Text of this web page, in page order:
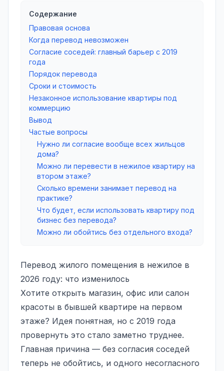
Содержание
Правовая основа
Когда перевод невозможен
Согласие соседей: главный барьер с 2019
года
Порядок перевода
Сроки и стоимость
Незаконное использование квартиры под
коммерцию
Вывод
Частые вопросы
Нужно ли согласие вообще всех жильцов
дома?
Можно ли перевести в нежилое квартиру на
втором этаже?
Сколько времени занимает перевод на
практике?
Что будет, если использовать квартиру под
бизнес без перевода?
Можно ли обойтись без отдельного входа?
Перевод жилого помещения в нежилое в
2026 году: что изменилось
Хотите открыть магазин, офис или салон
красоты в бывшей квартире на первом
этаже? Идея понятная, но с 2019 года
провернуть это стало заметно труднее.
Главная причина — без согласия соседей
теперь не обойтись, и одного несогласного